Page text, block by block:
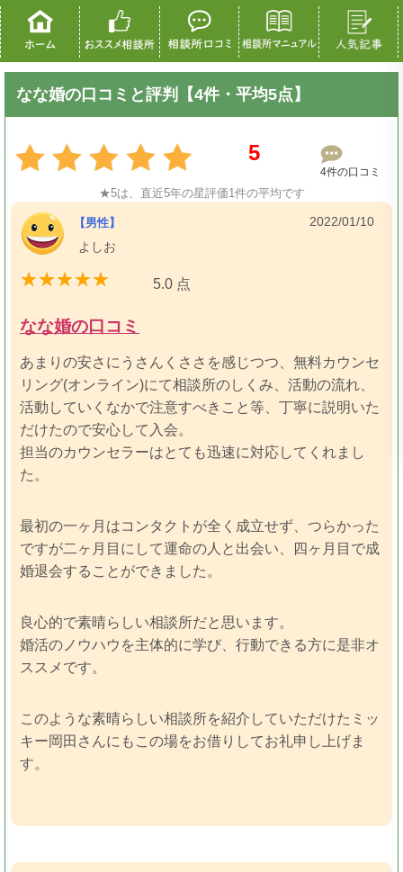
なな婚の口コミと評判【4件・平均5点】
5
4件の口コミ
★5は、直近5年の星評価1件の平均です
【男性】
よしお
2022/01/10
5.0 点
なな婚の口コミ
あまりの安さにうさんくささを感じつつ、無料カウンセ
リング(オンライン)にて相談所のしくみ、活動の流れ、
活動していくなかで注意すべきこと等、丁寧に説明いた
だけたので安心して入会。
担当のカウンセラーはとても迅速に対応してくれまし
た。
最初の一ヶ月はコンタクトが全く成立せず、つらかった
ですが二ヶ月目にして運命の人と出会い、四ヶ月目で成
婚退会することができました。
良心的で素晴らしい相談所だと思います。
婚活のノウハウを主体的に学び、行動できる方に是非オ
ススメです。
このような素晴らしい相談所を紹介していただけたミッ
キー岡田さんにもこの場をお借りしてお礼申し上げま
す。